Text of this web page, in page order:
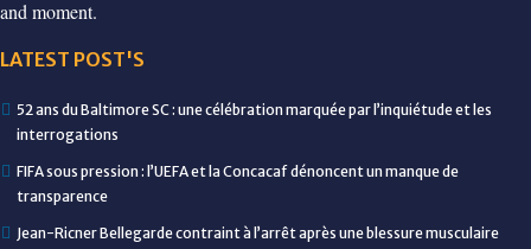
and moment.
LATEST POST'S
52 ans du Baltimore SC : une célébration marquée par l’inquiétude et les
interrogations
FIFA sous pression : l’UEFA et la Concacaf dénoncent un manque de
transparence
Jean-Ricner Bellegarde contraint à l’arrêt après une blessure musculaire